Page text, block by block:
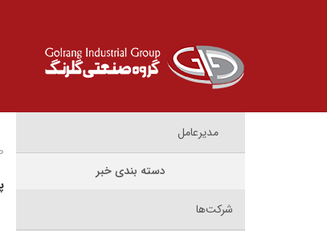
مدیرعامل
دسته بندی خبر
شرکت‌ها